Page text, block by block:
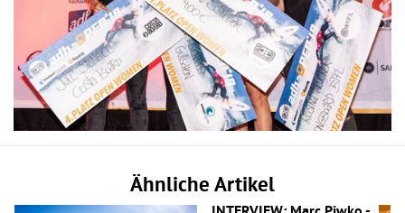
Ähnliche Artikel